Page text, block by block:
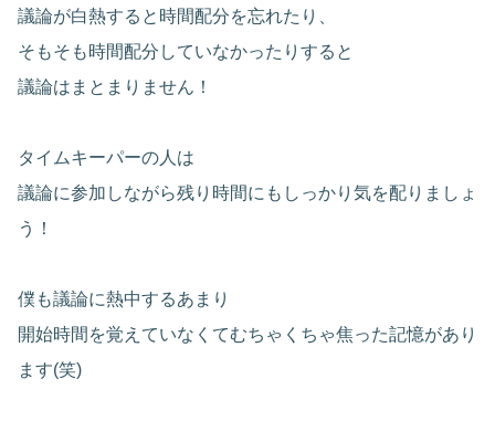
議論が白熱すると時間配分を忘れたり、
そもそも時間配分していなかったりすると
議論はまとまりません！
タイムキーパーの人は
議論に参加しながら残り時間にもしっかり気を配りましょ
う！
僕も議論に熱中するあまり
開始時間を覚えていなくてむちゃくちゃ焦った記憶があり
ます(笑)